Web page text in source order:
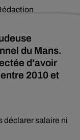
du Mans.
d'avoir
2010 et
déclarer salaire ni